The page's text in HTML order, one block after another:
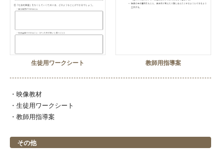
生徒用ワークシート 教師用指導案
・映像教材
・生徒用ワークシート
・教師用指導案
その他